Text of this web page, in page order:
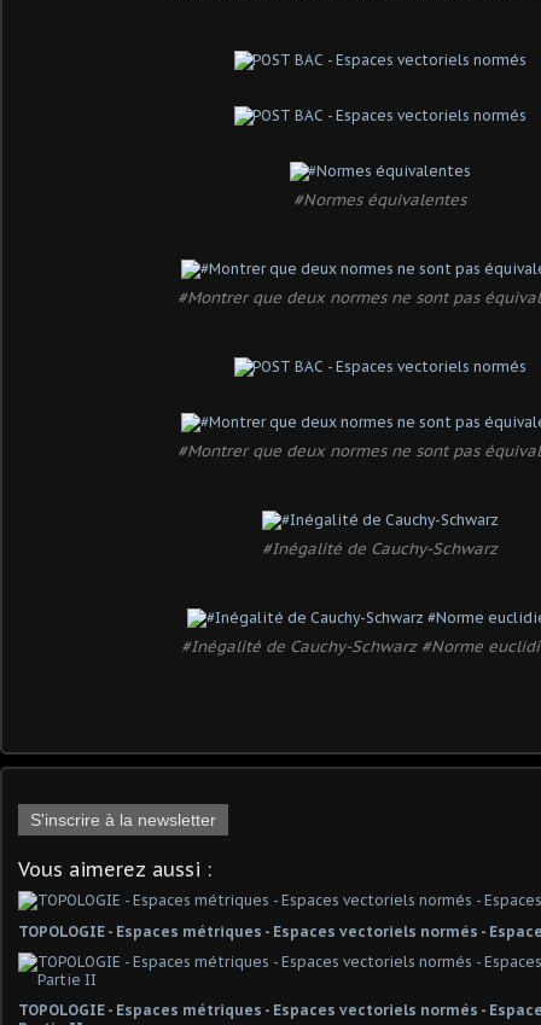
#Normes équivalentes
#Montrer que deux normes ne sont pas
#Montrer que deux normes ne sont pas
#Inégalité de Cauchy-Schwarz
#Inégalité de Cauchy-Schwarz #Norme
S'inscrire à la newsletter
Vous aimerez aussi :
TOPOLOGIE - Espaces métriques - Espaces vectoriels normés -
TOPOLOGIE - Espaces métriques - Espaces vectoriels normés -